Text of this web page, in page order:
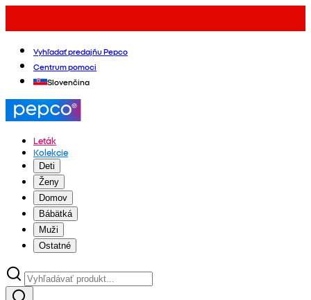
Vyhľadať predajňu Pepco
Centrum pomoci
Slovenčina
Leták
Kolekcie
Deti
Ženy
Domov
Bábätká
Muži
Ostatné